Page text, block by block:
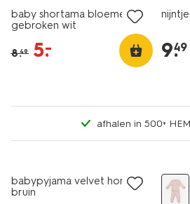
baby shortama bloemen
gebroken wit
8.49 5.
– 9.
49
afhalen in 500+
babypyjama velvet honden
bruin